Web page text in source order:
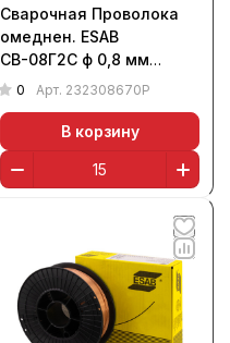
Сварочная Проволока
омеднен. ESAB
СВ-08Г2С ф 0,8 мм
(кассета 15 кг, RU)
0 Арт. 232308670P
В корзину